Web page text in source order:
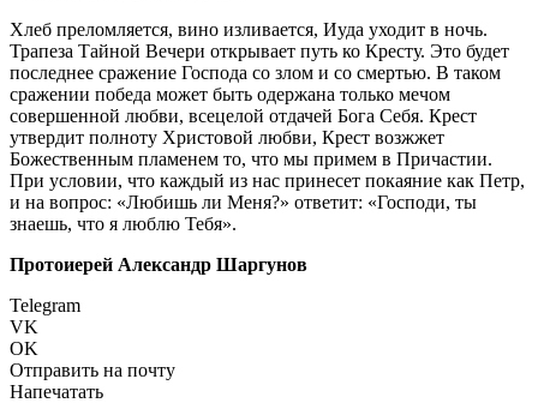
Хлеб преломляется, вино изливается, Иуда уходит в ночь.
Трапеза Тайной Вечери открывает путь ко Кресту. Это будет
последнее сражение Господа со злом и со смертью. В таком
сражении победа может быть одержана только мечом
совершенной любви, всецелой отдачей Бога Себя. Крест
утвердит полноту Христовой любви, Крест возжжет
Божественным пламенем то, что мы примем в Причастии.
При условии, что каждый из нас принесет покаяние как Петр,
и на вопрос: «Любишь ли Меня?» ответит: «Господи, ты
знаешь, что я люблю Тебя».
Протоиерей Александр Шаргунов
Telegram
VK
OK
Отправить на почту
Напечатать